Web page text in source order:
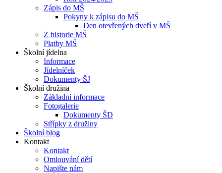
Zápis do MŠ
Pokyny k zápisu do MŠ
Den otevřených dveří v MŠ
Z historie MŠ
Platby MŠ
Školní jídelna
Informace
Jídelníček
Dokumenty ŠJ
Školní družina
Základní informace
Fotogalerie
Dokumenty ŠD
Střípky z družiny
Školní blog
Kontakt
Kontakt
Omlouvání dětí
Napište nám